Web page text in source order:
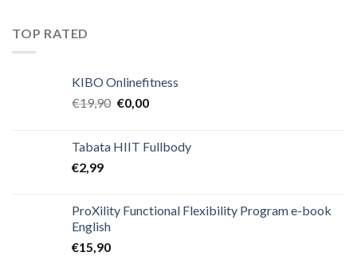
TOP RATED
KIBO Onlinefitness
€19,90 €0,00
Tabata HIIT Fullbody
€2,99
ProXility Functional Flexibility Program e-book
English
€15,90